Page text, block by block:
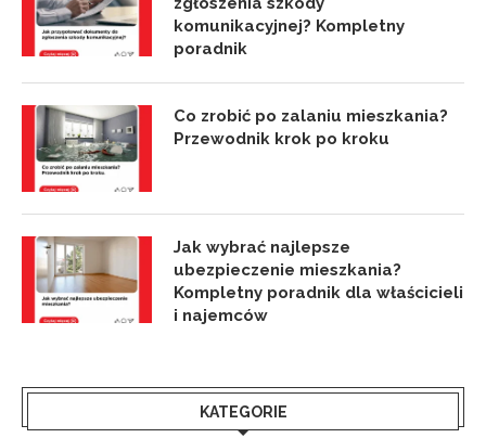
komunikacyjnej? Kompletny
poradnik
Co zrobić po zalaniu mieszkania?
Przewodnik krok po kroku
Jak wybrać najlepsze
ubezpieczenie mieszkania?
Kompletny poradnik dla właścicieli
i najemców
KATEGORIE